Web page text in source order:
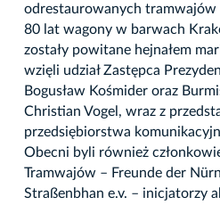
odrestaurowanych tramwajów
80 lat wagony w barwach
zostały powitane hejnałem
wzięli udział Zastępca
Bogusław Kośmider oraz
Christian Vogel, wraz z
przedsiębiorstwa
Obecni byli również
Tramwajów – Freunde der
Straßenbhan e.v. – inicjatorzy